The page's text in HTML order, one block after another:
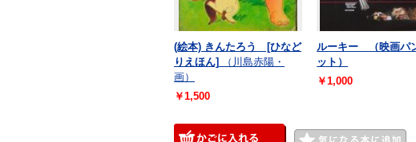
(絵本) きんたろう [ひなど
りえほん]
（川島赤陽・
画）
￥1,500
ルーキー （映画パ
ット）
￥1,000